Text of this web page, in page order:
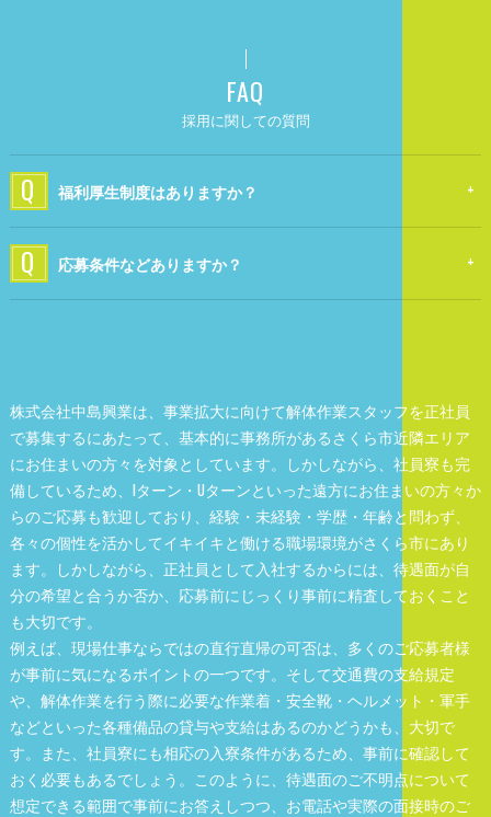
採用に関しての質問
FAQ
福利厚生制度はありますか？
応募条件などありますか？
株式会社中島興業は、事業拡大に向けて解体作業スタッフを正社員
で募集するにあたって、基本的に事務所があるさくら市近隣エリア
にお住まいの方々を対象としています。しかしながら、社員寮も完
備しているため、Iターン・Uターンといった遠方にお住まいの方々か
らのご応募も歓迎しており、経験・未経験・学歴・年齢と問わず、
各々の個性を活かしてイキイキと働ける職場環境がさくら市にあり
ます。しかしながら、正社員として入社するからには、待遇面が自
分の希望と合うか否か、応募前にじっくり事前に精査しておくこと
も大切です。
例えば、現場仕事ならではの直行直帰の可否は、多くのご応募者様
が事前に気になるポイントの一つです。そして交通費の支給規定
や、解体作業を行う際に必要な作業着・安全靴・ヘルメット・軍手
などといった各種備品の貸与や支給はあるのかどうかも、大切で
す。また、社員寮にも相応の入寮条件があるため、事前に確認して
おく必要もあるでしょう。このように、待遇面のご不明点について
想定できる範囲で事前にお答えしつつ、お電話や実際の面接時のご